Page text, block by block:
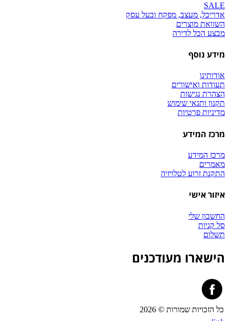
SALE
אדריכל, מעצב, מפקח ובעל עסק
השוואת מוצרים
מבצע הכל לדירה
מידע נוסף
אודותינו
תעודות ואישורים
הצהרת נגישות
תקנון ותנאי שימוש
מדיניות פרטיות
מרכז המידע
מרכז המידע
מאמרים
התקנת זרוע לטלויזיה
איזור אישי
החשבון שלי
סל קניות
תשלום
הישארו מעודכנים
כל הזכויות שמורות © 2026